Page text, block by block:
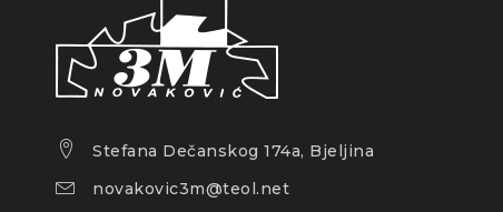
Stefana Dečanskog 174a, Bjeljina
novakovic3m@teol.net